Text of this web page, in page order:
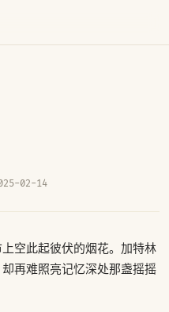
02-14
空此起彼伏的烟花。加特林
再难照亮记忆深处那盏摇摇